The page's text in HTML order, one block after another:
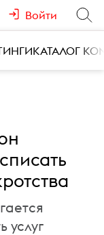
Войти
КАТАЛОГ
услуг